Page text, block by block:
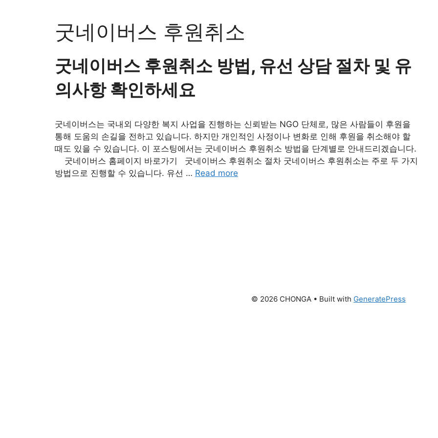
굿네이버스 후원취소
굿네이버스 후원취소 방법, 유선 상담 절차 및 유
의사항 확인하세요
굿네이버스는 국내외 다양한 복지 사업을 진행하는 신뢰받는 NGO 단체로, 많은 사람들이 후원을
통해 도움의 손길을 전하고 있습니다. 하지만 개인적인 사정이나 변화로 인해 후원을 취소해야 할
때도 있을 수 있습니다. 이 포스팅에서는 굿네이버스 후원취소 방법을 단계별로 안내드리겠습니다.
굿네이버스 홈페이지 바로가기 굿네이버스 후원취소 절차 굿네이버스 후원취소는 주로 두 가지
방법으로 진행할 수 있습니다. 유선 … Read more
© 2026 CHONGA • Built with GeneratePress